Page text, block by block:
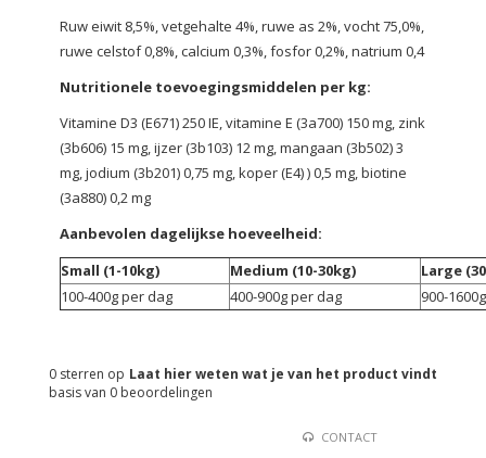
Ruw eiwit 8,5%, vetgehalte 4%, ruwe as 2%, vocht 75,0%,
ruwe celstof 0,8%, calcium 0,3%, fosfor 0,2%, natrium 0,4
Nutritionele toevoegingsmiddelen per kg:
Vitamine D3 (E671) 250 IE, vitamine E (3a700) 150 mg, zink
(3b606) 15 mg, ijzer (3b103) 12 mg, mangaan (3b502) 3
mg, jodium (3b201) 0,75 mg, koper (E4) ) 0,5 mg, biotine
(3a880) 0,2 mg
Aanbevolen dagelijkse hoeveelheid:
Small (1-10kg)
Medium (10-30kg)
Large
100-400g per dag
400-900g per dag 900-
Laat hier weten wat je van het product vindt
0 sterren op
basis van 0 beoordelingen
CONTACT